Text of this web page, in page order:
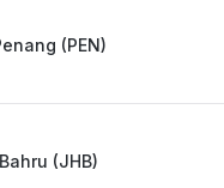
(PEN)
(JHB)